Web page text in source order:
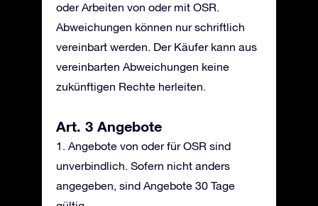
oder Arbeiten von oder mit OSR.
Abweichungen können nur schriftlich
vereinbart werden. Der Käufer kann aus
vereinbarten Abweichungen keine
zukünftigen Rechte herleiten.
Art. 3 Angebote
1. Angebote von oder für OSR sind
unverbindlich. Sofern nicht anders
angegeben, sind Angebote 30 Tage